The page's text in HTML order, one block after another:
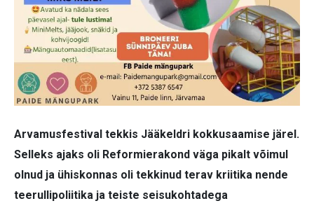
Arvamusfestival tekkis Jääkeldri kokkusaamise järel.
Selleks ajaks oli Reformierakond väga pikalt võimul
olnud ja ühiskonnas oli tekkinud terav kriitika nende
teerullipoliitika ja teiste seisukohtadega